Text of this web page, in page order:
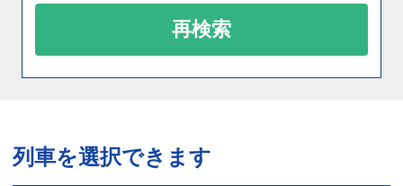
再検索
列車を選択できます